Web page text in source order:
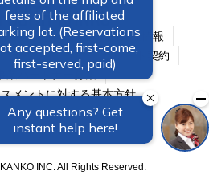
会員予約株主優待予約会社情報
アカウント一覧コーポレート契約
業パートナー募集
メントに対する基本方針
INC. All Rights Reserved.